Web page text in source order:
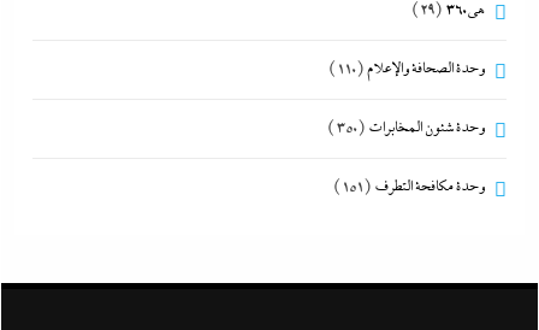
هى360 (29)
وحدة الصحافة والإعلام(110)
وحدة شئون المخابرات (350)
وحدة مكافحة التطرف (151)